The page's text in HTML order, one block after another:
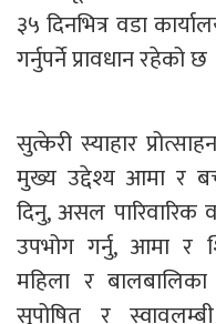
३५ दिनभित्र वडा
गर्नुपर्ने प्रावधान रहेको छ
सुत्केरी स्याहार
मुख्य उद्देश्य आमा र
दिनु, असल पारिवारिक
उपभोग गर्नु, आमा र
महिला र बालबालिका
सुपोषित र